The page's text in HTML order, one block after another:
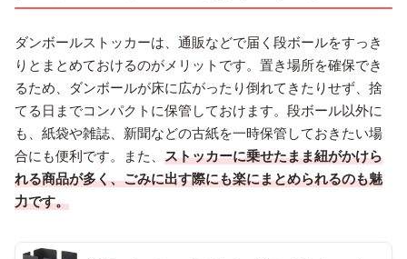
ダンボールストッカーは、通販などで届く段ボールをすっき
りとまとめておけるのがメリットです。置き場所を確保でき
るため、ダンボールが床に広がったり倒れてきたりせず、捨
てる日までコンパクトに保管しておけます。段ボール以外に
も、紙袋や雑誌、新聞などの古紙を一時保管しておきたい場
合にも便利です。また、 ストッカーに乗せたまま紐がかけら
れる商品が多く、ごみに出す際にも楽にまとめられるのも魅
力です。